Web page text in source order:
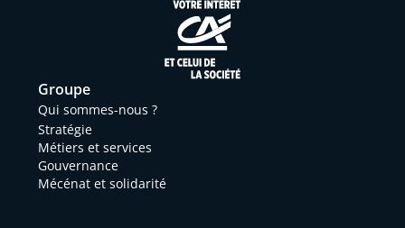
Groupe
Qui sommes-nous ?
Stratégie
Métiers et services
Gouvernance
Mécénat et solidarité